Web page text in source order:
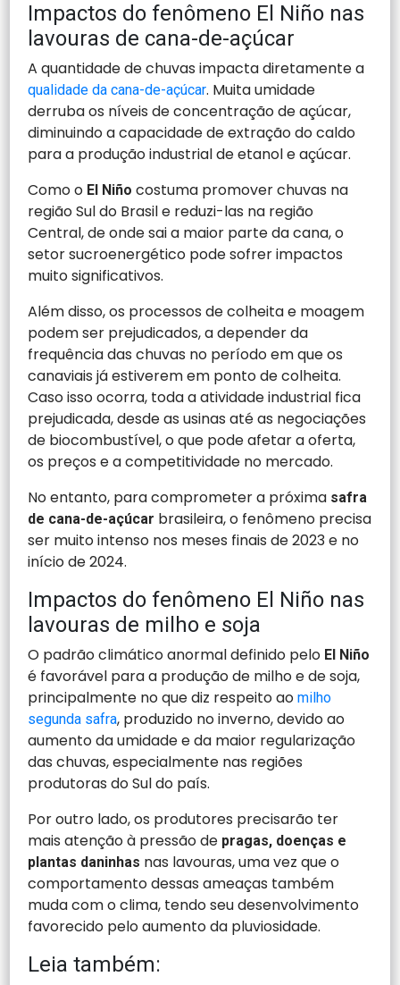
Impactos do fenômeno El Niño nas
lavouras de cana-de-açúcar
A quantidade de chuvas impacta diretamente a
qualidade da cana-de-açúcar. Muita umidade
derruba os níveis de concentração de açúcar,
diminuindo a capacidade de extração do caldo
para a produção industrial de etanol e açúcar.
Como o El Niño costuma promover chuvas na
região Sul do Brasil e reduzi-las na região
Central, de onde sai a maior parte da cana, o
setor sucroenergético pode sofrer impactos
muito significativos.
Além disso, os processos de colheita e moagem
podem ser prejudicados, a depender da
frequência das chuvas no período em que os
canaviais já estiverem em ponto de colheita.
Caso isso ocorra, toda a atividade industrial fica
prejudicada, desde as usinas até as negociações
de biocombustível, o que pode afetar a oferta,
os preços e a competitividade no mercado.
No entanto, para comprometer a próxima safra
de cana-de-açúcar brasileira, o fenômeno precisa
ser muito intenso nos meses finais de 2023 e no
início de 2024.
Impactos do fenômeno El Niño nas
lavouras de milho e soja
O padrão climático anormal definido pelo El Niño
é favorável para a produção de milho e de soja,
principalmente no que diz respeito aomilho
segunda safra, produzido no inverno, devido ao
aumento da umidade e da maior regularização
das chuvas, especialmente nas regiões
produtoras do Sul do país.
Por outro lado, os produtores precisarão ter
mais atenção à pressão de pragas, doenças e
plantas daninhas nas lavouras, uma vez que o
comportamento dessas ameaças também
muda com o clima, tendo seu desenvolvimento
favorecido pelo aumento da pluviosidade.
Leia também: